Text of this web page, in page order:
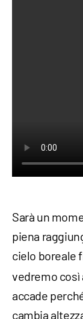
Sarà un
piena
cielo boreale
vedremo così
accade
cambia